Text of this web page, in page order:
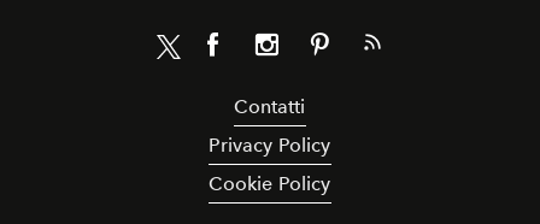
Contatti
Privacy Policy
Cookie Policy